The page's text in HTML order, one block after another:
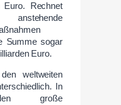
Rechnet
Summe sogar
Euro.
weltweiten
In
große